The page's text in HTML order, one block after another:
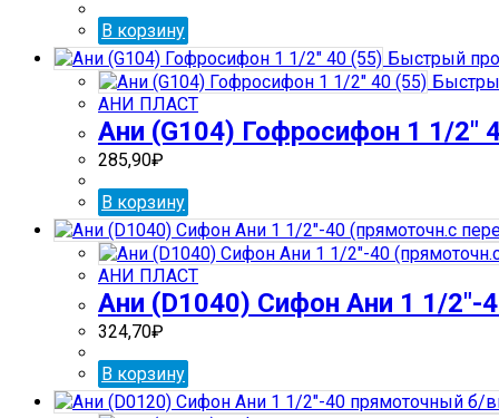
В корзину
Быстрый
АНИ ПЛАСТ
Ани (G104) Гофросифон 1 1/2″
285,90₽
В корзину
АНИ ПЛАСТ
Ани (D1040) Сифон Ани 1 1/2″-
324,70₽
В корзину